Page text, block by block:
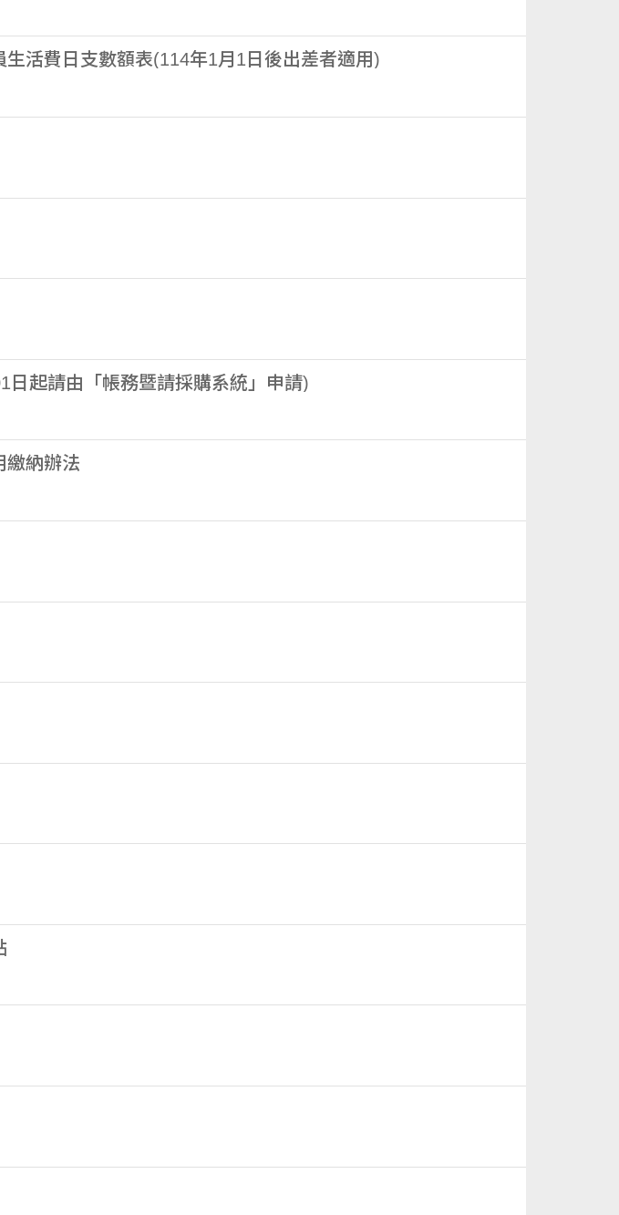
活費日支數額表(114年1月1日後出差者適用)
日起請由「帳務暨請採購系統」申請)
繳納辦法